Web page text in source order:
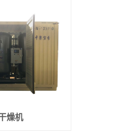
燥机